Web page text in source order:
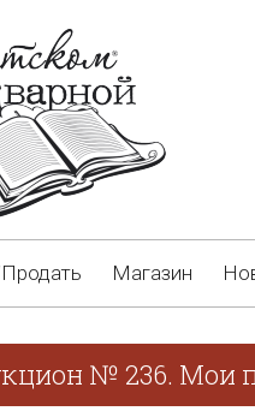
Магазин
№ 236. Мои